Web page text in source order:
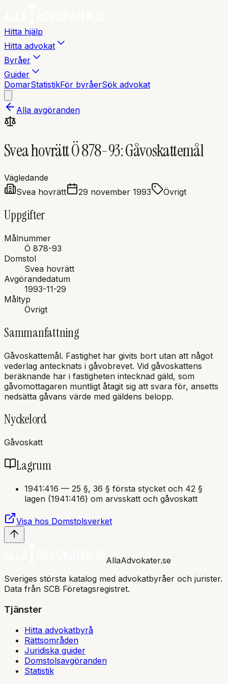
Hitta hjälp
Hitta advokat
Byråer
Guider
DomarStatistikFör byråerSök advokat
Alla avgöranden
Svea hovrätt Ö 878-93: Gåvoskattemål
Vägledande
Svea hovrätt
29 november 1993 Övrigt
Uppgifter
Målnummer
Ö 878-93
Domstol
Svea hovrätt
Avgörandedatum
1993-11-29
Måltyp
Övrigt
Sammanfattning
Gåvoskattemål. Fastighet har givits bort utan att något
vederlag antecknats i gåvobrevet. Vid gåvoskattens
beräknande har i fastigheten intecknad gäld, som
gåvomottagaren muntligt åtagit sig att svara för, ansetts
nedsätta gåvans värde med gäldens belopp.
Nyckelord
Gåvoskatt
Lagrum
1941:416 — 25 §, 36 § första stycket och 42 §
lagen (1941:416) om arvsskatt och gåvoskatt
Visa hos Domstolsverket
AllaAdvokater.se
Sveriges största katalog med advokatbyråer och jurister.
Data från SCB Företagsregistret.
Tjänster
Hitta advokatbyrå
Rättsområden
Juridiska guider
Domstolsavgöranden
Statistik